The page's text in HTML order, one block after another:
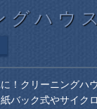
グハウス
！クリーニングハ
バック式やサイク